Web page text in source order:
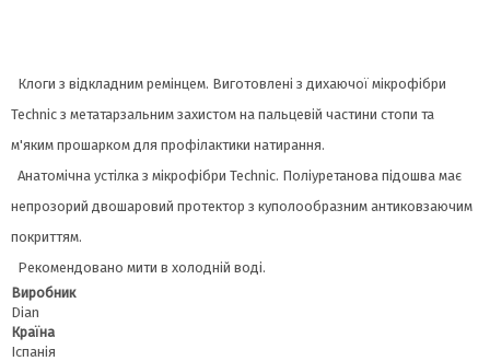
Клоги з відкладним ремінцем. Виготовлені з дихаючої мікрофібри
Technic з метатарзальним захистом на пальцевій частини стопи та
м'яким прошарком для профілактики натирання.
Анатомічна устілка з мікрофібри Technic. Поліуретанова підошва має
непрозорий двошаровий протектор з куполообразним антиковзаючим
покриттям.
Рекомендовано мити в холодній воді.
Виробник
Dian
Країна
Іспанія